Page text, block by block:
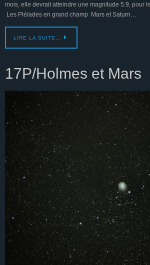
mois, elle devrait atteindre une magnitude 5.9, pour
Les Pléïades en grand champ Mars et Saturn…
LIRE LA SUITE…
17P/Holmes et Mars